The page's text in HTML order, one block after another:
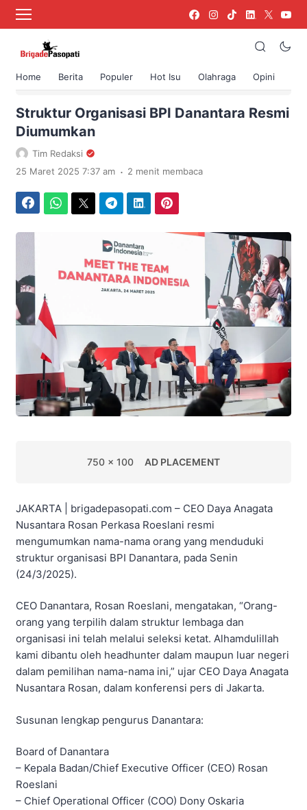
Home Berita Populer Hot Isu Olahraga Opini
›
Struktur Organisasi BPI Danantara Resmi
Diumumkan
Tim Redaksi
25 Maret 2025 7:37 am . 2 menit membaca
750 x 100 AD PLACEMENT
JAKARTA | brigadepasopati.com – CEO Daya Anagata
Nusantara Rosan Perkasa Roeslani resmi
mengumumkan nama-nama orang yang menduduki
struktur organisasi BPI Danantara, pada Senin
(24/3/2025).
CEO Danantara, Rosan Roeslani, mengatakan, “Orang-
orang yang terpilih dalam struktur lembaga dan
organisasi ini telah melalui seleksi ketat. Alhamdulillah
kami dibantu oleh headhunter dalam maupun luar negeri
dalam pemilihan nama-nama ini,” ujar CEO Daya Anagata
Nusantara Rosan, dalam konferensi pers di Jakarta.
Susunan lengkap pengurus Danantara:
Board of Danantara
– Kepala Badan/Chief Executive Officer (CEO) Rosan
Roeslani
– Chief Operational Officer (COO) Dony Oskaria